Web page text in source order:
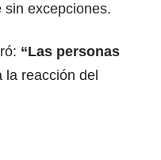
excepciones.
“Las personas
reacción del